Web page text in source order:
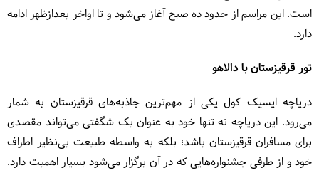
است. این مراسم از حدود ده صبح آغاز می‌شود و تا اواخر بعدازظهر ادامه
دارد.
تور قرقیزستان با دالاهو
دریاچه ایسیک کول یکی از مهم‌ترین جاذبه‌های قرقیزستان به شمار
می‌رود. این دریاچه نه تنها خود به عنوان یک شگفتی می‌تواند مقصدی
برای مسافران قرقیزستان باشد؛ بلکه به واسطه طبیعت بی‌نظیر اطراف
خود و از طرفی جشنواره‌هایی که در آن برگزار می‌شود بسیار اهمیت دارد.